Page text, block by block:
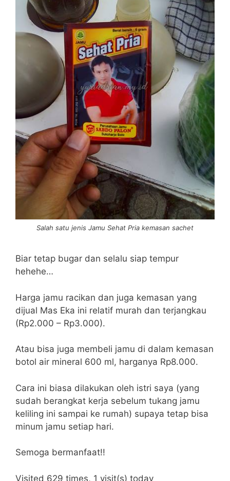
Salah satu jenis Jamu Sehat Pria kemasan sachet
Biar tetap bugar dan selalu siap tempur
hehehe…
Harga jamu racikan dan juga kemasan yang
dijual Mas Eka ini relatif murah dan terjangkau
(Rp2.000 – Rp3.000).
Atau bisa juga membeli jamu di dalam kemasan
botol air mineral 600 ml, harganya Rp8.000.
Cara ini biasa dilakukan oleh istri saya (yang
sudah berangkat kerja sebelum tukang jamu
keliling ini sampai ke rumah) supaya tetap bisa
minum jamu setiap hari.
Semoga bermanfaat!!
Visited 629 times, 1 visit(s) today